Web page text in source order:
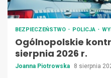
BEZPIECZEŃSTWO POLICJA
Ogólnopolskie
sierpnia 2026 r.
Joanna Piotrowska 8 sierpnia